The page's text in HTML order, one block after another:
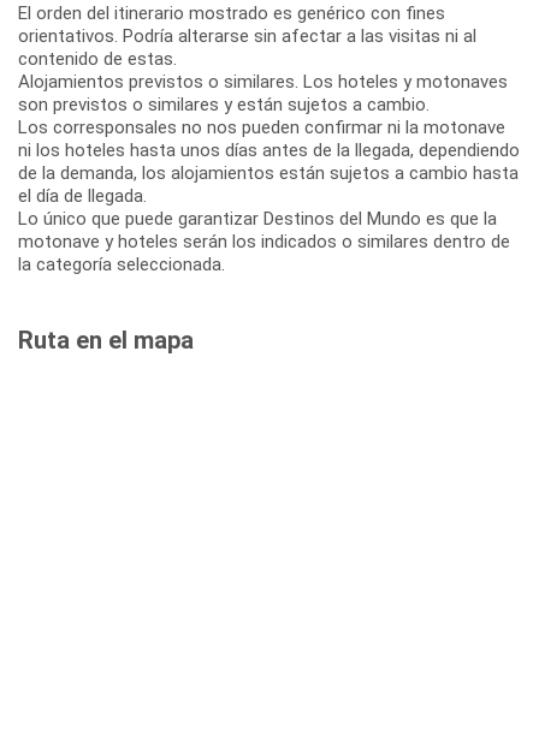
El orden del itinerario mostrado es genérico con fines
orientativos. Podría alterarse sin afectar a las visitas ni al
contenido de estas.
Alojamientos previstos o similares. Los hoteles y motonaves
son previstos o similares y están sujetos a cambio.
Los corresponsales no nos pueden confirmar ni la motonave
ni los hoteles hasta unos días antes de la llegada, dependiendo
de la demanda, los alojamientos están sujetos a cambio hasta
el día de llegada.
Lo único que puede garantizar Destinos del Mundo es que la
motonave y hoteles serán los indicados o similares dentro de
la categoría seleccionada.
Ruta en el mapa